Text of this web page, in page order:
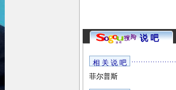
说 吧
相 关 说 吧
菲尔普斯